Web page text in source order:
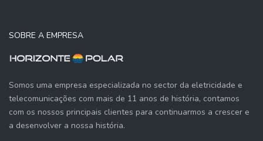
SOBRE A EMPRESA
Somos uma empresa especializada no sector da eletricidade e
telecomunicações com mais de 11 anos de história, contamos
com os nossos principais clientes para continuarmos a crescer e
a desenvolver a nossa história.